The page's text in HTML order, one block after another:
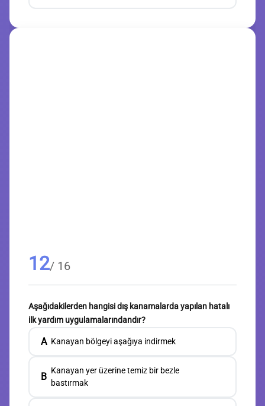
12/ 16
Aşağıdakilerden hangisi dış kanamalarda yapılan hatalı
ilk yardım uygulamalarındandır?
A Kanayan bölgeyi aşağıya indirmek
B
Kanayan yer üzerine temiz bir bezle
bastırmak